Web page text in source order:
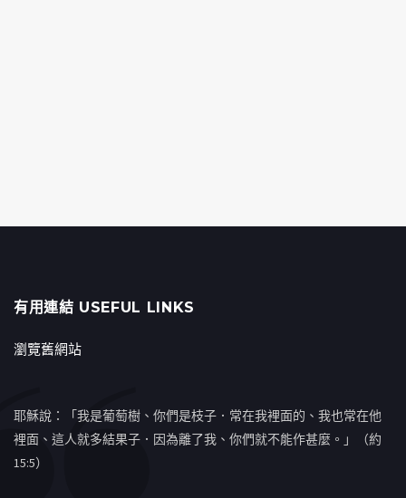
有用連結 USEFUL LINKS
瀏覽舊網站
耶穌說：「我是葡萄樹、你們是枝子．常在我裡面的、我也常在他
裡面、這人就多結果子．因為離了我、你們就不能作甚麼。」（約
15:5）